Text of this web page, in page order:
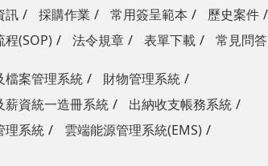
訊
採購作業 常用簽呈範本
歷史案件
程(SOP)
法令規章 表單下載 常見問答
檔案管理系統
財物管理系統
薪資統一造冊系統
出納收支帳務系統
理系統
雲端能源管理系統(EMS)